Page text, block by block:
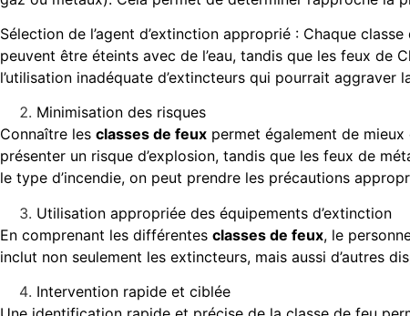
Sélection de l’agent d’extinction approprié : Chaque
peuvent être éteints avec de l’eau, tandis que les feux de
l’utilisation inadéquate d’extincteurs qui pourrait aggraver
Minimisation des risques
Connaître les classes de feux permet également de
présenter un risque d’explosion, tandis que les feux de
le type d’incendie, on peut prendre les précautions
Utilisation appropriée des équipements d’extinction
En comprenant les différentes classes de feux, le
inclut non seulement les extincteurs, mais aussi d’autres
Intervention rapide et ciblée